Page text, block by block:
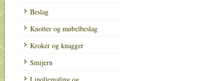
Beslag
Knotter og møbelbeslag
Kroker og knagger
Smijern